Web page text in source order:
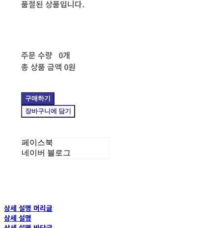
품절된 상품입니다.
주문 수량 0개
총 상품 금액 0원
구매하기
장바구니에 담기
페이스북
네이버 블로그
상세 설명 머리글
상세 설명